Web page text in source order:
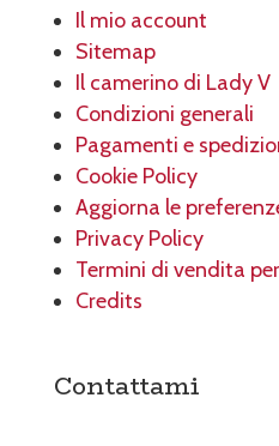
Il mio account
Sitemap
Il camerino di Lady V
Condizioni generali
Pagamenti e
Cookie Policy
Aggiorna le
Privacy Policy
Termini di vendita
Credits
Contattami